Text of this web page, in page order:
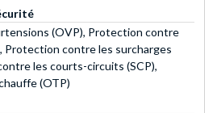
(OVP), Protection contre
Protection contre les surcharges
les courts-circuits (SCP),
(OTP)